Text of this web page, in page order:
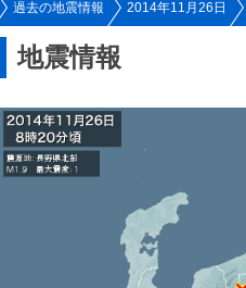
過去の地震情報 2014年11月26日
地震情報